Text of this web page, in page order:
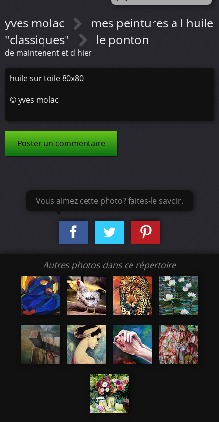
yves molac
mes peintures a l huile
"classiques"
le ponton
de maintenent et d hier
huile sur toile 80x80
©yves molac
Poster un commentaire
Vous aimez cette photo? faites-le savoir.
Autres photos dans ce répertoire